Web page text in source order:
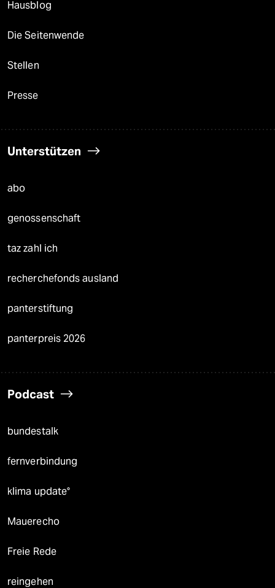
Hausblog
Die Seitenwende
Stellen
Presse
Unterstützen
abo
genossenschaft
taz zahl ich
recherchefonds ausland
panterstiftung
panterpreis 2026
Podcast
bundestalk
fernverbindung
klima update°
Mauerecho
Freie Rede
reingehen